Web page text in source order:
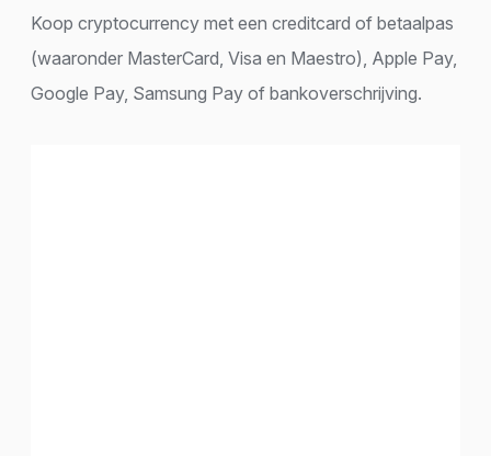
Koop cryptocurrency met een creditcard of betaalpas
(waaronder MasterCard, Visa en Maestro), Apple Pay,
Google Pay, Samsung Pay of bankoverschrijving.